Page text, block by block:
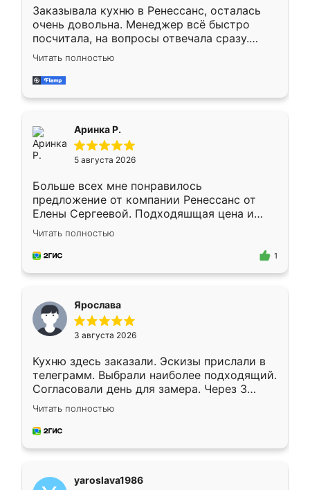
Заказывала кухню в Ренессанс, осталась
очень довольна. Менеджер всё быстро
посчитала, на вопросы отвечала сразу.
Замерщик приехал в субботу, подошёл к
делу со всей ответственностью. Собрали
за день, ребята работали аккуратно, даже
Читать полностью
Аринка Р.
5 августа 2026
Больше всех мне понравилось
предложение от компании Ренессанс от
Елены Сергеевой. Подходяшщая цена и
короткие сроки изготовления. Приехавший
для замера сотрудник Владислав
предложил по моему эскизу самый
Читать полностью
1
Ярослава
3 августа 2026
Кухню здесь заказали. Эскизы прислали в
телеграмм. Выбрали наиболее подходящий.
Согласовали день для замера. Через 3
недели кухня была уже готова. Остались
довольны работой. Спасибо Ренессанс
мебель за качественную работу!
Читать полностью
yaroslava1986